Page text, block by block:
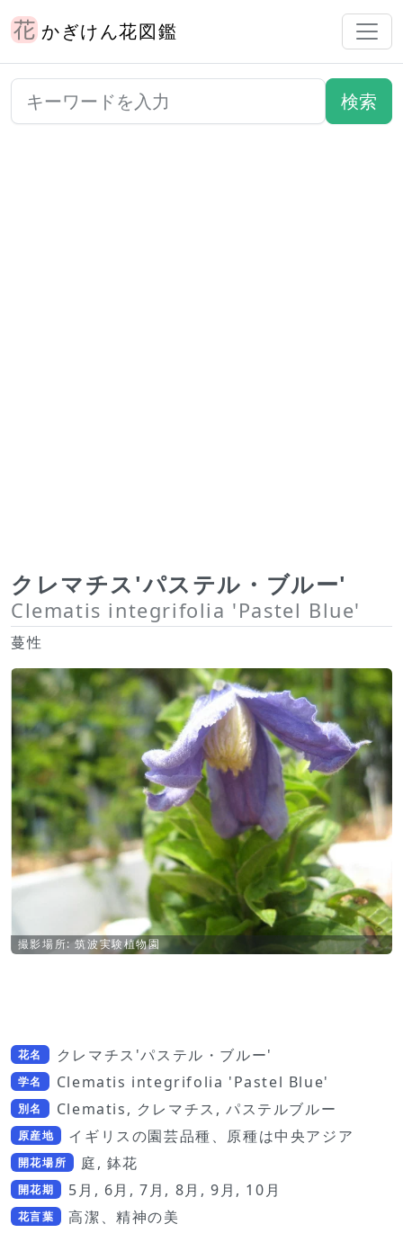
かぎけん花図鑑
クレマチス'パステル・ブルー'
Clematis integrifolia 'Pastel Blue'
蔓性
撮影場所: 筑波実験植物園
花名 クレマチス'パステル・ブルー'
学名 Clematis integrifolia 'Pastel Blue'
別名 Clematis, クレマチス, パステルブルー
原産地 イギリスの園芸品種、原種は中央アジア
開花場所 庭, 鉢花
開花期 5月, 6月, 7月, 8月, 9月, 10月
花言葉 高潔、精神の美